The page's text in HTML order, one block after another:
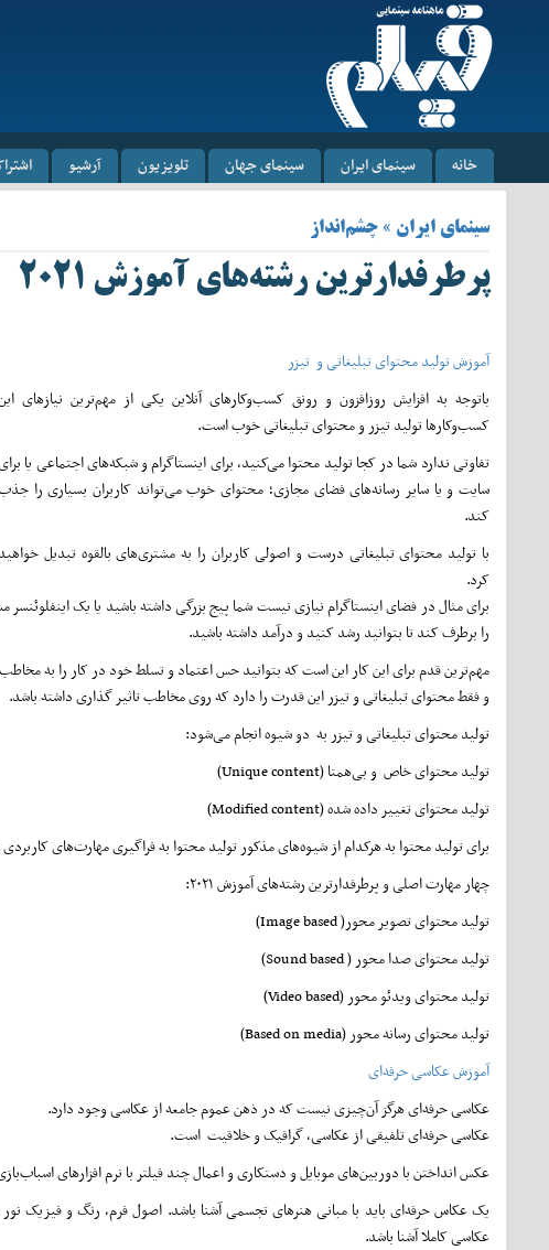
خانه سینمای ایران سینمای جهان تلویزیون آرشیو
سینمای ایران » چشم‌انداز
پرطرفدارترین رشته‌های آموزش ۲۰۲۱
آموزش تولید محتوای تبلیغاتی و تیزر
باتوجه به افزایش روزافزون و رونق کسب‌و‌کارهای آنلاین یکی از مهم‌ترین نیازهای
کسب‌وکارها تولید تیزر و محتوای تبلیغاتی خوب است.
تفاوتی ندارد شما در کجا تولید محتوا می‌کنید، برای اینستاگرام و شبکه‌های اجتماعی یا
سایت و یا سایر رسانه‌های فضای مجازی؛ محتوای خوب می‌تواند کاربران بسیاری را
کند.
با تولید محتوای تبلیغاتی درست و اصولی کاربران را به مشتری‌های بالقوه تبدیل خواهید
کرد.
برای مثال در فضای اینستاگرام نیازی نیست شما پیج بزرگی داشته باشید یا یک
را برطرف کند تا بتوانید رشد کنید و درآمد داشته باشید.
مهم‌ترین قدم برای این کار این است که بتوانید حس اعتماد و تسلط خود در کار را به
و فقط محتوای تبلیغاتی و تیزر این قدرت را دارد که روی مخاطب تاثیر گذاری داشته باشد.
تولید محتوای تبلیغاتی و تیزر به دو شیوه انجام می‌شود:
تولید محتوای خاص و بی‌همتا (Unique content)
تولید محتوای تغییر داده شده (Modified content)
برای تولید محتوا به هرکدام از شیوه‌های مذکور تولید محتوا به فراگیری مهارت‌های کاربردی
چهار مهارت اصلی و پرطرفدارترین رشته‌های آموزش ۲۰۲۱:
تولید محتوای تصویر محور( Image based)
تولید محتوای صدا محور ( Sound based)
تولید محتوای ویدئو محور (Video based)
تولید محتوای رسانه محور (Based on media)
آموزش عکاسی حرفه‌ای
عکاسی حرفه‌ای هرگز آن‌چیزی نیست که در ذهن عموم جامعه از عکاسی وجود دارد.
عکاسی حرفه‌ای تلفیقی از عکاسی، گرافیک و خلاقیت است.
عکس انداختن با دوربین‌های موبایل و دستکاری و اعمال چند فیلتر با نرم افزارهای
یک عکاس حرفه‌ای باید با مبانی هنرهای تجسمی آشنا باشد. اصول فرم، رنگ و فیزیک
عکاسی کاملا آشنا باشد.